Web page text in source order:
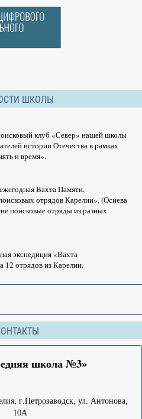
ШКОЛЫ
клуб «Север» нашей школы
истории Отечества в рамках
и время».
Вахта Памяти,
отрядов Карелии», (Осиева
поисковые отряды из разных
экспедиция «Вахта
12 отрядов из Карелии.
школа №3»
г.Петрозаводск, ул. Антонова,
10А